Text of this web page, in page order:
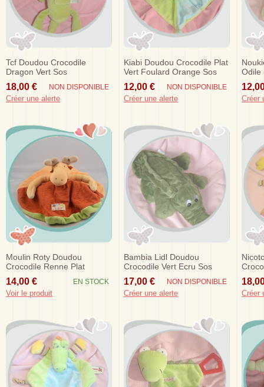
Tcf Doudou Crocodile
Dragon Vert Sos
18,00 € NON DISPONIBLE
Créer une alerte
Kiabi Doudou Crocodile Plat
Vert Foulard Orange Sos
12,00 € NON DISPONIBLE
Créer une alerte
Odile
Sos
Créer
Moulin Roty Doudou
Crocodile Renne Plat
Orange Vert Loupiots
14,00 € EN STOCK
Voir le produit
Bambia Lidl Doudou
Crocodile Vert Ecru Sos
17,00 € NON DISPONIBLE
Créer une alerte
Tetine
Créer